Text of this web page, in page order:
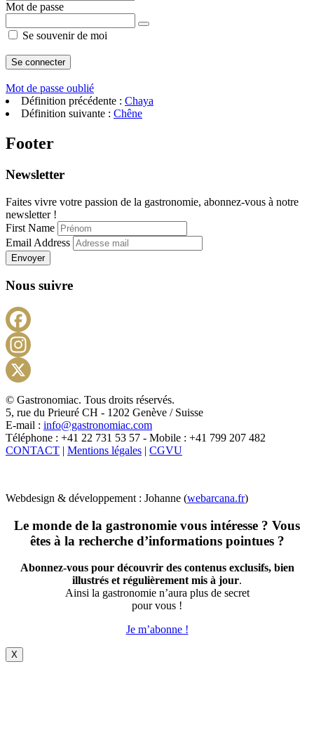
Mot de passe
Se souvenir de moi
Mot de passe oublié
Définition précédente : Chaya
Définition suivante : Chêne
Footer
Newsletter
Faites vivre votre passion de la gastronomie, abonnez-vous à notre
newsletter !
First Name
Email Address
Envoyer
Nous suivre
X
© Gastronomiac. Tous droits réservés.
5, rue du Prieuré CH - 1202 Genève / Suisse
E-mail : info@gastronomiac.com
Téléphone : +41 22 731 53 57 - Mobile : +41 799 207 482
CONTACT | Mentions légales | CGVU
Webdesign & développement : Johanne (webarcana.fr)
Le monde de la gastronomie vous intéresse ? Vous
êtes à la recherche d’informations pointues ?
Abonnez-vous pour découvrir des contenus exclusifs, bien
illustrés et régulièrement mis à jour.
Ainsi la gastronomie n’aura plus de secret
pour vous !
Je m’abonne !
X